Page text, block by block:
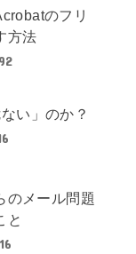
のフリ
方法
い」のか？
メール問題
と